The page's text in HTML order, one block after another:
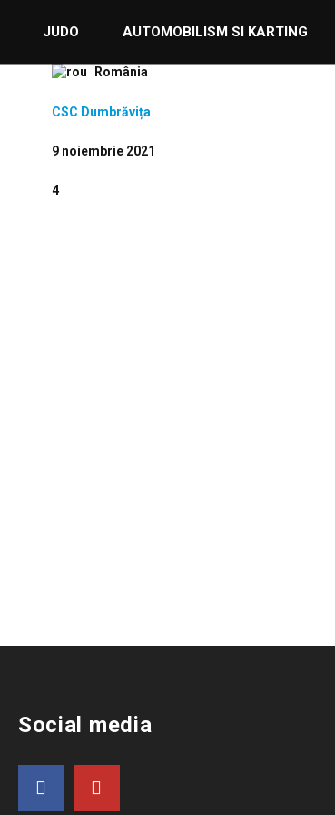
JUDO AUTOMOBILISM SI KARTING
România
CSC Dumbrăvița
9 noiembrie 2021
4
Social media